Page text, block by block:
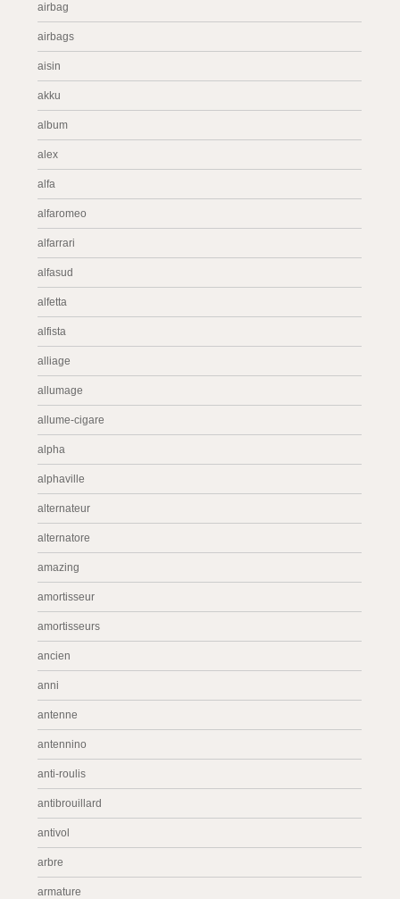
airbag
airbags
aisin
akku
album
alex
alfa
alfaromeo
alfarrari
alfasud
alfetta
alfista
alliage
allumage
allume-cigare
alpha
alphaville
alternateur
alternatore
amazing
amortisseur
amortisseurs
ancien
anni
antenne
antennino
anti-roulis
antibrouillard
antivol
arbre
armature